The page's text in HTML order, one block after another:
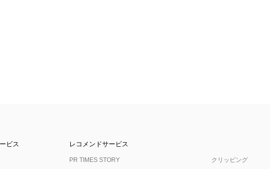
ビス レコメンドサービス
PR TIMES STORY クリッピング